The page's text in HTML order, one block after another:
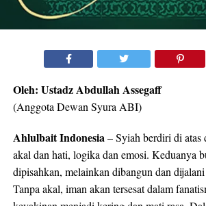
Oleh: Ustadz Abdullah Assegaff
(Anggota Dewan Syura ABI)
Ahlulbait Indonesia – Syiah berdiri di atas
akal dan hati, logika dan emosi. Keduanya
dipisahkan, melainkan dibangun dan dijalani
Tanpa akal, iman akan tersesat dalam